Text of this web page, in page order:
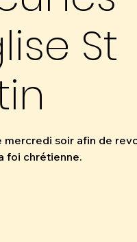
St
mercredi soir afin de
foi chrétienne.